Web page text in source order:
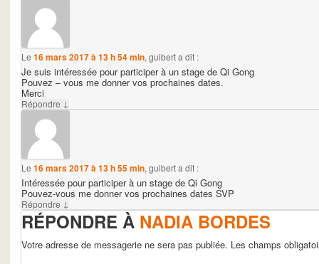
Le 16 mars 2017 à 13 h 54 min, guiberta dit :
Je suis intéressée pour participer à un stage de Qi Gong
Pouvez – vous me donner vos prochaines dates.
Merci
Répondre ↓
Le 16 mars 2017 à 13 h 55 min, guiberta dit :
Intéressée pour participer à un stage de Qi Gong
Pouvez-vous me donner vos prochaines dates SVP
Répondre ↓
RÉPONDRE À NADIA BORDES
Votre adresse de messagerie ne sera pas publiée. Les champs